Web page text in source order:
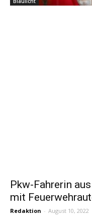
Pkw-Fahrerin
mit
Redaktion - August 10, 2022